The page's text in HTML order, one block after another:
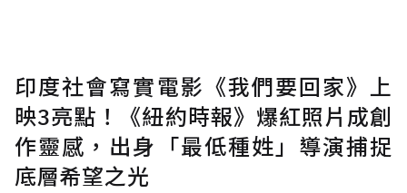
印度社會寫實電影《我們要回家》上
映3亮點！《紐約時報》爆紅照片成創
作靈感，出身「最低種姓」導演捕捉
底層希望之光